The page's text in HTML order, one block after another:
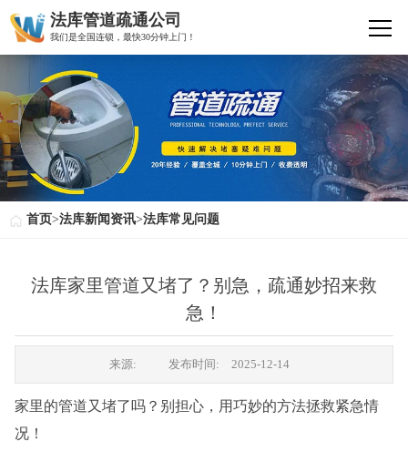
法库管道疏通公司
我们是全国连锁，最快30分钟上门！
首页>法库新闻资讯>法库常见问题
法库家里管道又堵了？别急，疏通妙招来救
急！
来源: 发布时间: 2025-12-14
家里的管道又堵了吗？别担心，用巧妙的方法拯救紧急情
况！